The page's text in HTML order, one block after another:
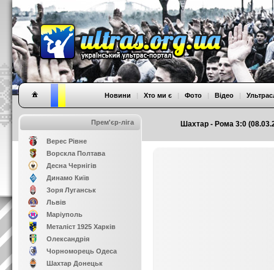
Шахтар - Рома 3:0
Новини | Хто ми є | Фото | Відео |
Прем'єр-ліга
Верес Рівне
Ворскла Полтава
Десна Чернігів
Динамо Київ
Зоря Луганськ
Львів
Маріуполь
Металіст 1925 Харків
Олександрія
Чорноморець Одеса
Шахтар Донецьк